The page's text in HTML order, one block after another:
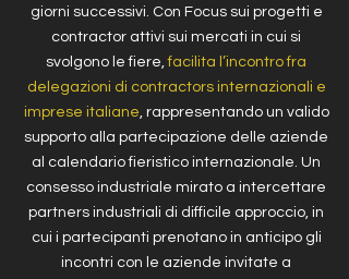
giorni successivi. Con Focus sui progetti e
contractor attivi sui mercati in cui si
svolgono le fiere,facilita l’incontro fra
delegazioni di contractors internazionali e
imprese italiane, rappresentando un valido
supporto alla partecipazione delle aziende
al calendario fieristico internazionale. Un
consesso industriale mirato a intercettare
partners industriali di difficile approccio, in
cui i partecipanti prenotano in anticipo gli
incontri con le aziende invitate a